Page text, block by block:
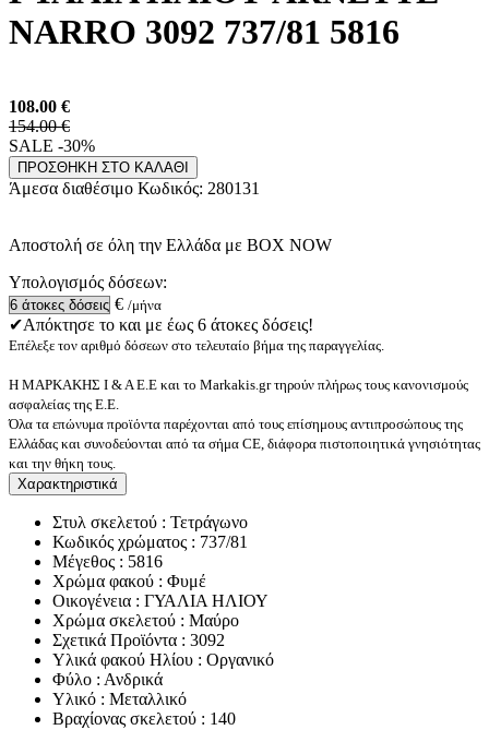
NARRO 3092 737/81 5816
108.00 €
154.00 €
SALE -30%
ΠΡΟΣΘΗΚΗ ΣΤΟ ΚΑΛΑΘΙ
Άμεσα διαθέσιμο Κωδικός: 280131
Αποστολή σε όλη την Ελλάδα με BOX NOW
Υπολογισμός δόσεων:
€ /μήνα
✔Απόκτησε το και με έως 6 άτοκες δόσεις!
Επέλεξε τον αριθμό δόσεων στο τελευταίο βήμα της παραγγελίας.
Η ΜΑΡΚΑΚΗΣ Ι & Α Ε.Ε και το Markakis.gr τηρούν πλήρως τους κανονισμούς
ασφαλείας της Ε.Ε.
Όλα τα επώνυμα προϊόντα παρέχονται από τους επίσημους αντιπροσώπους της
Ελλάδας και συνοδεύονται από τα σήμα CE, διάφορα πιστοποιητικά γνησιότητας
και την θήκη τους.
Χαρακτηριστικά
Στυλ σκελετού : Τετράγωνο
Κωδικός χρώματος : 737/81
Μέγεθος : 5816
Χρώμα φακού : Φυμέ
Οικογένεια : ΓΥΑΛΙΑ ΗΛΙΟΥ
Χρώμα σκελετού : Μαύρο
Σχετικά Προϊόντα : 3092
Υλικά φακού Ηλίου : Οργανικό
Φύλο : Ανδρικά
Υλικό : Μεταλλικό
Βραχίονας σκελετού : 140